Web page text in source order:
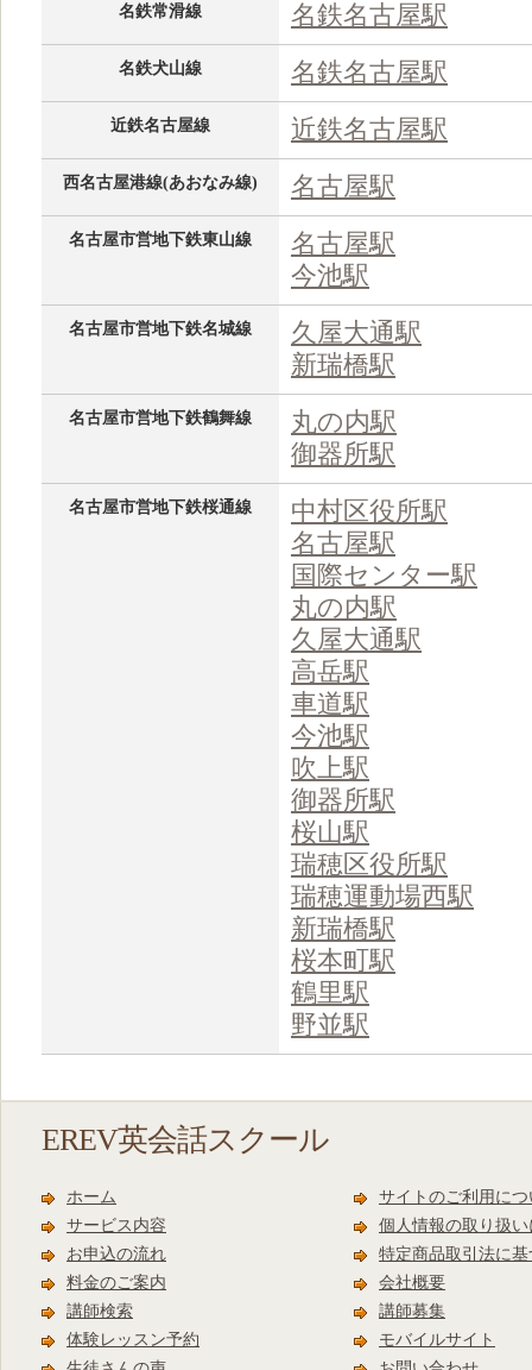
名鉄常滑線 名鉄名古屋駅
名鉄犬山線 名鉄名古屋駅
近鉄名古屋線 近鉄名古屋駅
西名古屋港線(あおなみ線) 名古屋駅
名古屋市営地下鉄東山線
名古屋駅
今池駅
名古屋市営地下鉄名城線
久屋大通駅
新瑞橋駅
名古屋市営地下鉄鶴舞線
丸の内駅
御器所駅
名古屋市営地下鉄桜通線
中村区役所駅
名古屋駅
国際センター駅
丸の内駅
久屋大通駅
高岳駅
車道駅
今池駅
吹上駅
御器所駅
桜山駅
瑞穂区役所駅
瑞穂運動場西駅
新瑞橋駅
桜本町駅
鶴里駅
野並駅
EREV英会話スクール
ホーム
サービス内容
お申込の流れ
料金のご案内
講師検索
体験レッスン予約
サイトのご利用につ
個人情報の取り扱
特定商品取引法に
会社概要
講師募集
モバイルサイト